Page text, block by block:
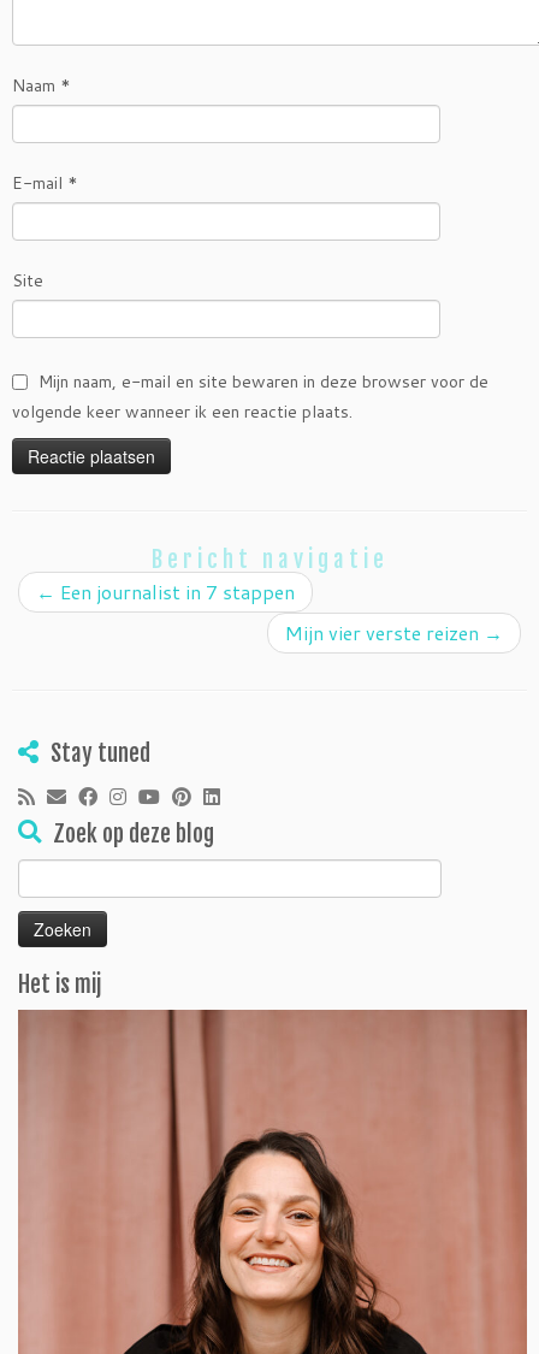
Naam *
E-mail *
Site
Mijn naam, e-mail en site bewaren in deze browser voor de
volgende keer wanneer ik een reactie plaats.
Bericht navigatie
← Een journalist in 7 stappen
Mijn vier verste reizen →
Stay tuned
Zoek op deze blog
Zoeken
naar:
Het is mij